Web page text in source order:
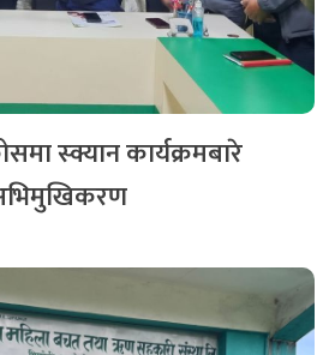
साकोसमा स्थलगत सुपरिवेक्षण सम्पन्न
कृषक व्यवसाय खेल तालिम
स्क्यान कार्यक्रमबारे